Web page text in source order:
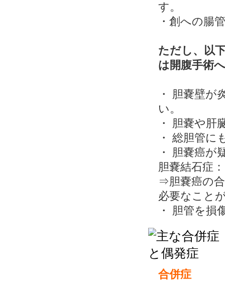
す。
・創への腸
ただし、以
は開腹手術
・ 胆嚢壁が
い。
・ 胆嚢や肝
・ 総胆管に
・ 胆嚢癌が
胆嚢結石症
⇒胆嚢癌の
必要なこと
・ 胆管を
合併症